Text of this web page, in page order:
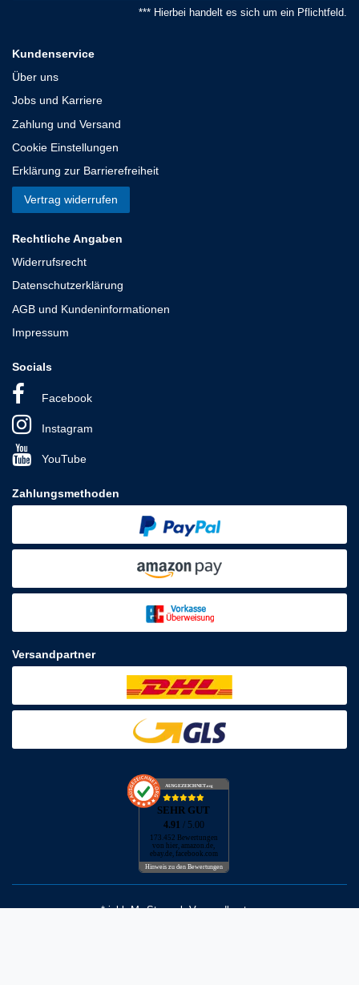
*** Hierbei handelt es sich um ein Pflichtfeld.
Kundenservice
Über uns
Jobs und Karriere
Zahlung und Versand
Cookie Einstellungen
Erklärung zur Barrierefreiheit
Vertrag widerrufen
Rechtliche Angaben
Widerrufsrecht
Datenschutzerklärung
AGB und Kundeninformationen
Impressum
Socials
Facebook
Instagram
YouTube
Zahlungsmethoden
Versandpartner
AUSGEZEICHNET.org
SEHR GUT
4.91 / 5.00
173.452 Bewertungen
von hier, amazon.de,
ebay.de, facebook.com
Hinweis zu den Bewertungen
* inkl. MwSt. zzgl. Versandkosten